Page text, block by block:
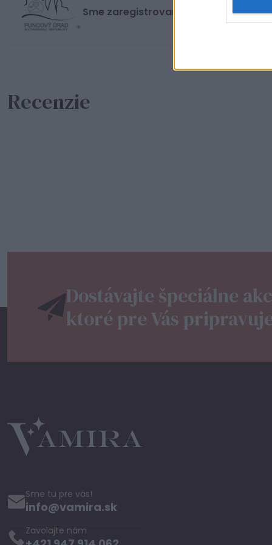
Sme zaregistrovaný na puncovom
Recenzie
Dostávajte špeciálne
ktoré pre Vás
Sme tu pre vás!
info@vamira.sk
Zavolajte nám